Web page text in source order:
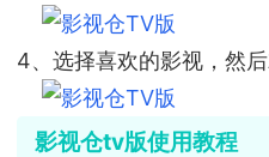
4、选择喜欢的影视，然
影视仓tv版使用教程